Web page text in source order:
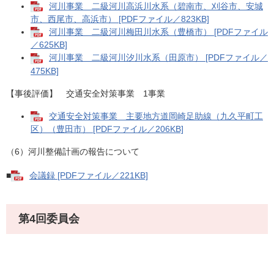
河川事業 二級河川高浜川水系（碧南市、刈谷市、安城
市、西尾市、高浜市） [PDFファイル／823KB]
河川事業 二級河川梅田川水系（豊橋市） [PDFファイル
／625KB]
河川事業 二級河川汐川水系（田原市） [PDFファイル／
475KB]
【事後評価】 交通安全対策事業 1事業
交通安全対策事業 主要地方道岡崎足助線（九久平町工
区）（豊田市） [PDFファイル／206KB]
（6）河川整備計画の報告について
■ 会議録 [PDFファイル／221KB]
第4回委員会